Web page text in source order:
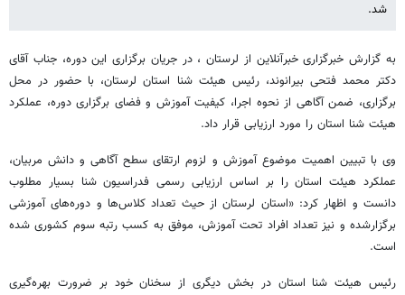
شد.
به گزارش خبرگزاری خبرآنلاین از لرستان ، در جریان برگزاری این دوره، جناب آقای
دکتر محمد فتحی بیرانوند، رئیس هیئت شنا استان لرستان، با حضور در محل
برگزاری، ضمن آگاهی از نحوه اجرا، کیفیت آموزش و فضای برگزاری دوره، عملکرد
هیئت شنا استان را مورد ارزیابی قرار داد.
وی با تبیین اهمیت موضوع آموزش و لزوم ارتقای سطح آگاهی و دانش مربیان،
عملکرد هیئت استان را بر اساس ارزیابی رسمی فدراسیون شنا بسیار مطلوب
دانست و اظهار کرد: «استان لرستان از حیث تعداد کلاس‌ها و دوره‌های آموزشی
برگزارشده و نیز تعداد افراد تحت آموزش، موفق به کسب رتبه سوم کشوری شده
است.
رئیس هیئت شنا استان در بخش دیگری از سخنان خود بر ضرورت بهره‌گیری